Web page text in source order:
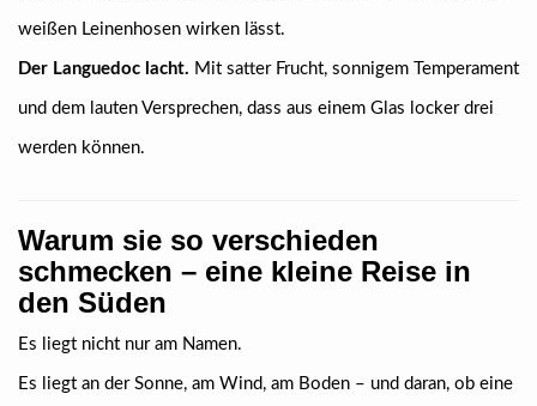
weißen Leinenhosen wirken lässt.
Der Languedoc lacht. Mit satter Frucht, sonnigem Temperament
und dem lauten Versprechen, dass aus einem Glas locker drei
werden können.
Warum sie so verschieden
schmecken – eine kleine Reise in
den Süden
Es liegt nicht nur am Namen.
Es liegt an der Sonne, am Wind, am Boden – und daran, ob eine